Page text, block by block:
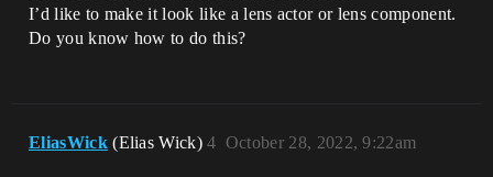
I’d like to make it look like a lens actor or lens component.
Do you know how to do this?
EliasWick (Elias Wick) October 28, 2022, 9:22am
4